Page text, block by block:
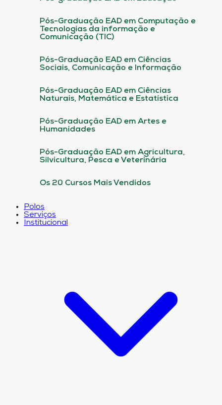
Pós-Graduação EAD em Computação e
Tecnologias da informação e
Comunicação (TIC)
Pós-Graduação EAD em Ciências
Sociais, Comunicação e Informação
Pós-Graduação EAD em Ciências
Naturais, Matemática e Estatística
Pós-Graduação EAD em Artes e
Humanidades
Pós-Graduação EAD em Agricultura,
Silvicultura, Pesca e Veterinária
Os 20 Cursos Mais Vendidos
Polos
Serviços
Institucional